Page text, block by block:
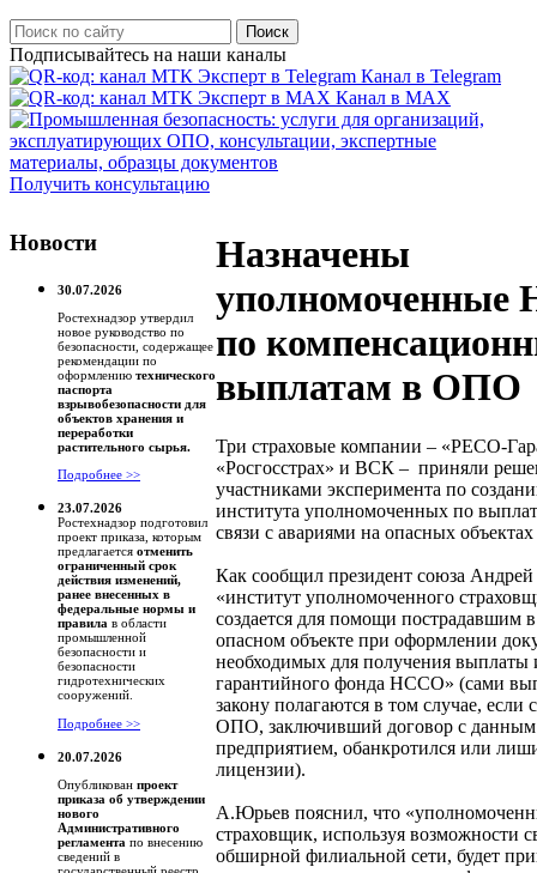
Поиск
Подписывайтесь на наши каналы
Канал в Telegram
Канал в MAX
Получить консультацию
Новости
30.07.2026
Ростехнадзор утвердил
новое руководство по
безопасности, содержащее
рекомендации по
оформлению технического
паспорта
взрывобезопасности для
объектов хранения и
переработки
растительного сырья.
Подробнее >>
23.07.2026
Ростехнадзор подготовил
проект приказа, которым
предлагается отменить
ограниченный срок
действия изменений,
ранее внесенных в
федеральные нормы и
правила в области
промышленной
безопасности и
безопасности
гидротехнических
сооружений.
Подробнее >>
20.07.2026
Опубликован проект
приказа об утверждении
нового
Административного
регламента по внесению
сведений в
Назначены
по
выплатам в ОПО
Три страховые компании – «РЕСО-
«Росгосстрах» и ВСК – приняли
участниками эксперимента по
института уполномоченных по
связи с авариями на опасных
Как сообщил президент союза
«институт уполномоченного
создается для помощи пострадавшим
опасном объекте при оформлении
необходимых для получения выплаты
гарантийного фонда НССО» (сами
закону полагаются в том случае, если
ОПО, заключивший договор с данным
предприятием, обанкротился или
лицензии).
А.Юрьев пояснил, что
страховщик, используя возможности
обширной филиальной сети, будет